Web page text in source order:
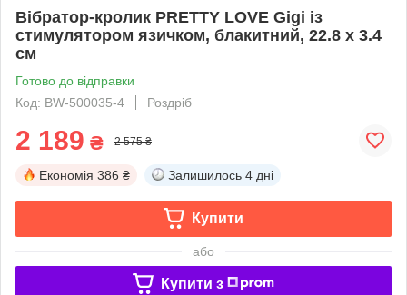
Вібратор-кролик PRETTY LOVE Gigi із
стимулятором язичком, блакитний, 22.8 х 3.4
см
Готово до відправки
Код: BW-500035-4
Роздріб
2 189 ₴ 2 575 ₴
Економія 386 ₴ Залишилось 4 дні
Купити
або
Купити з